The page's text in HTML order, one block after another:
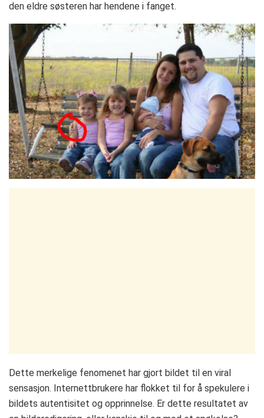
den eldre søsteren har hendene i fanget.
Dette merkelige fenomenet har gjort bildet til en viral
sensasjon. Internettbrukere har flokket til for å spekulere i
bildets autentisitet og opprinnelse. Er dette resultatet av